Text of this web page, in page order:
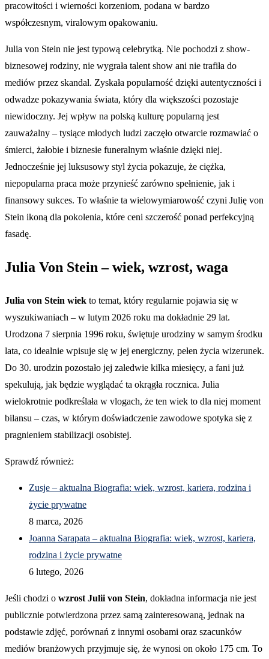
pracowitości i wierności korzeniom, podana w bardzo
współczesnym, viralowym opakowaniu.
Julia von Stein nie jest typową celebrytką. Nie pochodzi z show-
biznesowej rodziny, nie wygrała talent show ani nie trafiła do
mediów przez skandal. Zyskała popularność dzięki autentyczności i
odwadze pokazywania świata, który dla większości pozostaje
niewidoczny. Jej wpływ na polską kulturę popularną jest
zauważalny – tysiące młodych ludzi zaczęło otwarcie rozmawiać o
śmierci, żałobie i biznesie funeralnym właśnie dzięki niej.
Jednocześnie jej luksusowy styl życia pokazuje, że ciężka,
niepopularna praca może przynieść zarówno spełnienie, jak i
finansowy sukces. To właśnie ta wielowymiarowość czyni Julię von
Stein ikoną dla pokolenia, które ceni szczerość ponad perfekcyjną
fasadę.
Julia Von Stein – wiek, wzrost, waga
Julia von Stein wiek to temat, który regularnie pojawia się w
wyszukiwaniach – w lutym 2026 roku ma dokładnie 29 lat.
Urodzona 7 sierpnia 1996 roku, świętuje urodziny w samym środku
lata, co idealnie wpisuje się w jej energiczny, pełen życia wizerunek.
Do 30. urodzin pozostało jej zaledwie kilka miesięcy, a fani już
spekulują, jak będzie wyglądać ta okrągła rocznica. Julia
wielokrotnie podkreślała w vlogach, że ten wiek to dla niej moment
bilansu – czas, w którym doświadczenie zawodowe spotyka się z
pragnieniem stabilizacji osobistej.
Sprawdź również:
Zusje – aktualna Biografia: wiek, wzrost, kariera, rodzina i
życie prywatne
8 marca, 2026
Joanna Sarapata – aktualna Biografia: wiek, wzrost, kariera,
rodzina i życie prywatne
6 lutego, 2026
Jeśli chodzi o wzrost Julii von Stein, dokładna informacja nie jest
publicznie potwierdzona przez samą zainteresowaną, jednak na
podstawie zdjęć, porównań z innymi osobami oraz szacunków
mediów branżowych przyjmuje się, że wynosi on około 175 cm. To